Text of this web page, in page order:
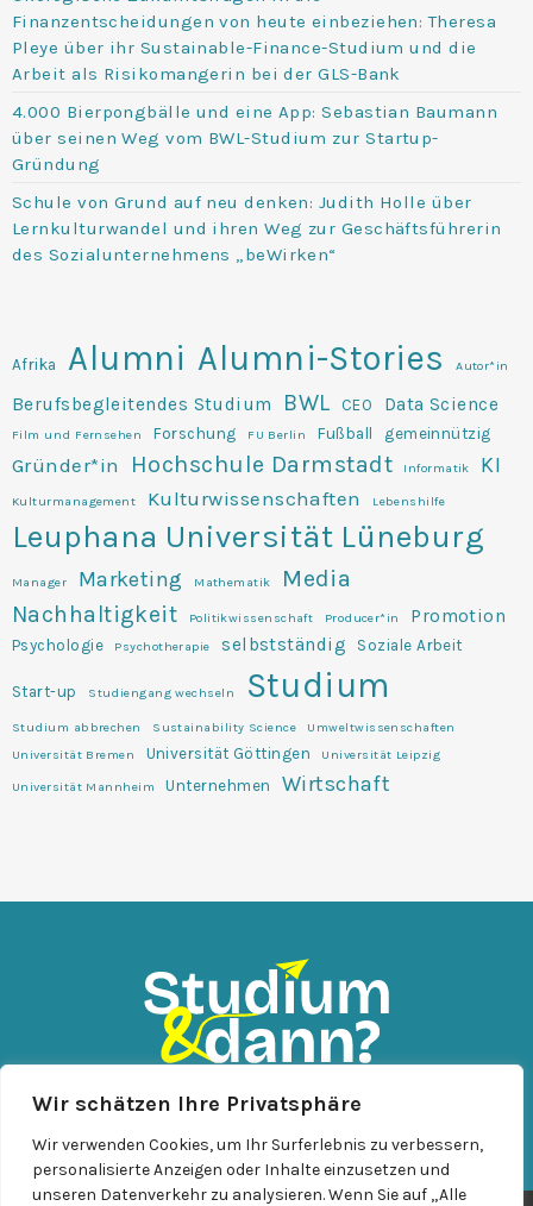
Wir schätzen Ihre Privatsphäre
Wir verwenden Cookies, um Ihr Surferlebnis zu verbessern,
personalisierte Anzeigen oder Inhalte einzusetzen und
unseren Datenverkehr zu analysieren. Wenn Sie auf „Alle
Finanzentscheidungen von heute einbeziehen: Theresa
Pleye über ihr Sustainable-Finance-Studium und die
Arbeit als Risikomangerin bei der GLS-Bank
4.000 Bierpongbälle und eine App: Sebastian Baumann
über seinen Weg vom BWL-Studium zur Startup-
Gründung
Schule von Grund auf neu denken: Judith Holle über
Lernkulturwandel und ihren Weg zur Geschäftsführerin
des Sozialunternehmens „beWirken“
Afrika Alumni Alumni-Stories Autor*in
Berufsbegleitendes Studium BWL CEO Data Science
Film und Fernsehen Forschung FU Berlin Fußball gemeinnützig
Gründer*in Hochschule Darmstadt Informatik KI
Kulturmanagement Kulturwissenschaften Lebenshilfe
Leuphana Universität Lüneburg
Manager Marketing Mathematik
Media
Nachhaltigkeit
Politikwissenschaft Producer*in Promotion
Psychologie Psychotherapie selbstständig Soziale Arbeit
Start-up Studiengang wechseln Studium
Studium abbrechen Sustainability Science
Umweltwissenschaften
Universität Bremen
Universität Göttingen Universität Leipzig
Universität Mannheim Unternehmen Wirtschaft